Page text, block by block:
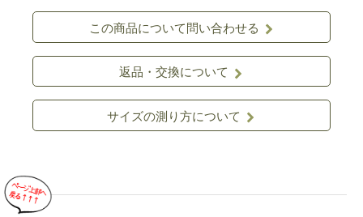
この商品について問い合わせる
返品・交換について
サイズの測り方について